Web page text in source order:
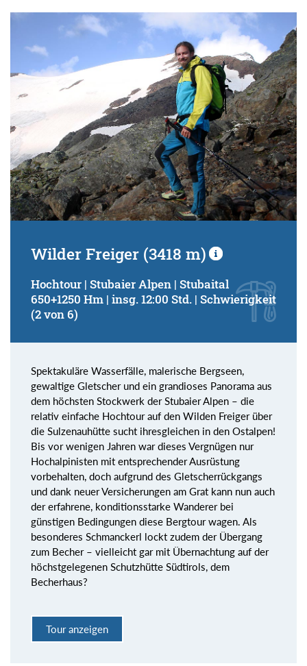
Wilder Freiger (3418 m)
Hochtour | Stubaier Alpen | Stubaital
650+1250 Hm | insg. 12:00 Std. | Schwierigkeit
(2 von 6)
Spektakuläre Wasserfälle, malerische Bergseen,
gewaltige Gletscher und ein grandioses Panorama aus
dem höchsten Stockwerk der Stubaier Alpen – die
relativ einfache Hochtour auf den Wilden Freiger über
die Sulzenauhütte sucht ihresgleichen in den Ostalpen!
Bis vor wenigen Jahren war dieses Vergnügen nur
Hochalpinisten mit entsprechender Ausrüstung
vorbehalten, doch aufgrund des Gletscherrückgangs
und dank neuer Versicherungen am Grat kann nun auch
der erfahrene, konditionsstarke Wanderer bei
günstigen Bedingungen diese Bergtour wagen. Als
besonderes Schmanckerl lockt zudem der Übergang
zum Becher – vielleicht gar mit Übernachtung auf der
höchstgelegenen Schutzhütte Südtirols, dem
Becherhaus?
Tour anzeigen